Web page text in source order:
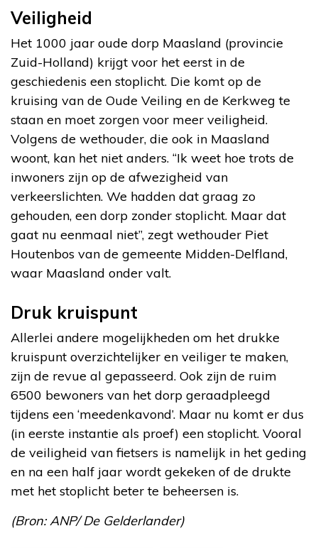
Veiligheid
Het 1000 jaar oude dorp Maasland (provincie
Zuid-Holland) krijgt voor het eerst in de
geschiedenis een stoplicht. Die komt op de
kruising van de Oude Veiling en de Kerkweg te
staan en moet zorgen voor meer veiligheid.
Volgens de wethouder, die ook in Maasland
woont, kan het niet anders. “Ik weet hoe trots de
inwoners zijn op de afwezigheid van
verkeerslichten. We hadden dat graag zo
gehouden, een dorp zonder stoplicht. Maar dat
gaat nu eenmaal niet”, zegt wethouder Piet
Houtenbos van de gemeente Midden-Delfland,
waar Maasland onder valt.
Druk kruispunt
Allerlei andere mogelijkheden om het drukke
kruispunt overzichtelijker en veiliger te maken,
zijn de revue al gepasseerd. Ook zijn de ruim
6500 bewoners van het dorp geraadpleegd
tijdens een ‘meedenkavond’. Maar nu komt er dus
(in eerste instantie als proef) een stoplicht. Vooral
de veiligheid van fietsers is namelijk in het geding
en na een half jaar wordt gekeken of de drukte
met het stoplicht beter te beheersen is.
(Bron: ANP/ De Gelderlander)